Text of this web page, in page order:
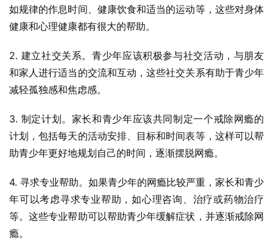
如规律的作息时间、健康饮食和适当的运动等，这些对身体
健康和心理健康都有很大的帮助。
2. 建立社交关系。青少年应该积极参与社交活动，与朋友
和家人进行适当的交流和互动，这些社交关系有助于青少年
减轻孤独感和焦虑感。
3. 制定计划。家长和青少年应该共同制定一个戒除网瘾的
计划，包括每天的活动安排、目标和时间表等，这样可以帮
助青少年更好地规划自己的时间，逐渐摆脱网瘾。
4. 寻求专业帮助。如果青少年的网瘾比较严重，家长和青少
年可以考虑寻求专业帮助，如心理咨询、治疗或药物治疗
等。这些专业帮助可以帮助青少年缓解症状，并逐渐戒除网
瘾。